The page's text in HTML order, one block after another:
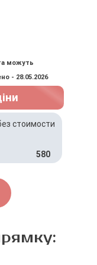
можуть
- 28.05.2026
стоимости
580